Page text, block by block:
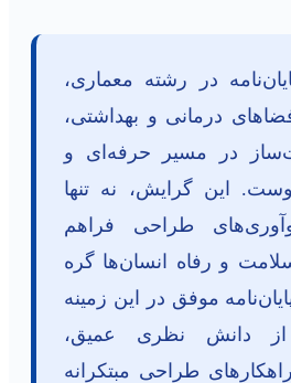
در رشته معماری،
درمانی و بهداشتی،
در مسیر حرفه‌ای و
این گرایش، نه تنها
طراحی فراهم
و رفاه انسان‌ها گره
موفق در این زمینه
از دانش نظری عمیق،
طراحی مبتکرانه